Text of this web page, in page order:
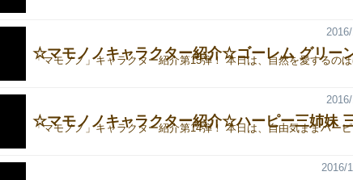
☆マモノノキャラクター紹介☆ゴーレム グリー
☆マモノノキャラクター紹介☆ハーピー三姉妹
2016/